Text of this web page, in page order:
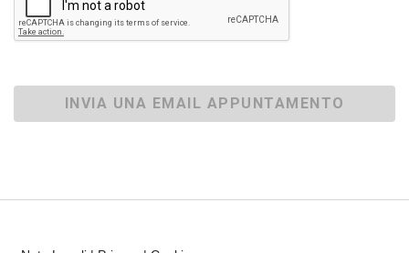
INVIA UNA EMAIL APPUNTAMENTO